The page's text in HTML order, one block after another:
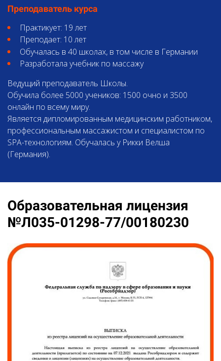
Преподаватель курса
Практикует: 19 лет
Преподает: 10 лет
Обучалась в 40 школах, в том числе в Германии
Разработала учебник по массажу
Ведущий преподаватель Школы.
Обучила более 5000 учеников: 1500 очно и 3500
онлайн по всему миру.
Является дипломированным медицинским работником,
профессиональным массажистом и специалистом по
SPA-технологиям. Обучалась у Рикки Велша
(Германия).
Образовательная лицензия
№Л035-01298-77/00180230